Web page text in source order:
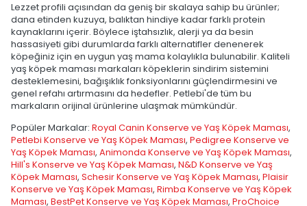
Lezzet profili açısından da geniş bir skalaya sahip bu ürünler;
dana etinden kuzuya, balıktan hindiye kadar farklı protein
kaynaklarını içerir. Böylece iştahsızlık, alerji ya da besin
hassasiyeti gibi durumlarda farklı alternatifler denenerek
köpeğiniz için en uygun yaş mama kolaylıkla bulunabilir. Kaliteli
yaş köpek maması markaları köpeklerin sindirim sistemini
desteklemesini, bağışıklık fonksiyonlarını güçlendirmesini ve
genel refahı artırmasını da hedefler. Petlebi'de tüm bu
markaların orijinal ürünlerine ulaşmak mümkündür.
Popüler Markalar: Royal Canin Konserve ve Yaş Köpek Maması,
Petlebi Konserve ve Yaş Köpek Maması, Pedigree Konserve ve
Yaş Köpek Maması, Animonda Konserve ve Yaş Köpek Maması,
Hill's Konserve ve Yaş Köpek Maması, N&D Konserve ve Yaş
Köpek Maması, Schesir Konserve ve Yaş Köpek Maması, Plaisir
Konserve ve Yaş Köpek Maması, Rimba Konserve ve Yaş Köpek
Maması, BestPet Konserve ve Yaş Köpek Maması, ProChoice